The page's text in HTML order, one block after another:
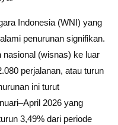
Indonesia (WNI) yang
penurunan signifikan.
nasional (wisnas) ke luar
perjalanan, atau turun
ini turut
2026 yang
3,49% dari periode